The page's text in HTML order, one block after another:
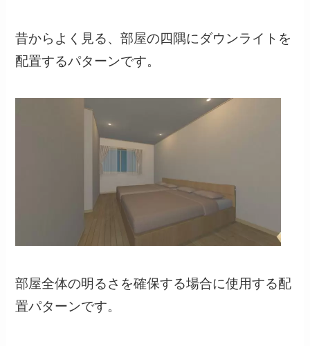
昔からよく見る、部屋の四隅にダウンライトを
配置するパターンです。
部屋全体の明るさを確保する場合に使用する配
置パターンです。